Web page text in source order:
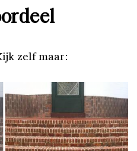
zelf maar: